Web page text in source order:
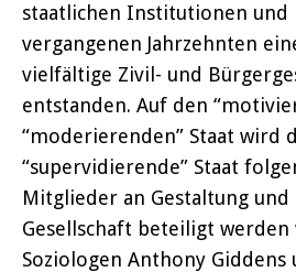
staatlichen Institutionen und
vergangenen Jahrzehnten
vielfältige Zivil- und
entstanden. Auf den
“moderierenden” Staat wird
“supervidierende” Staat
Mitglieder an Gestaltung und
Gesellschaft beteiligt werden
Soziologen Anthony Giddens